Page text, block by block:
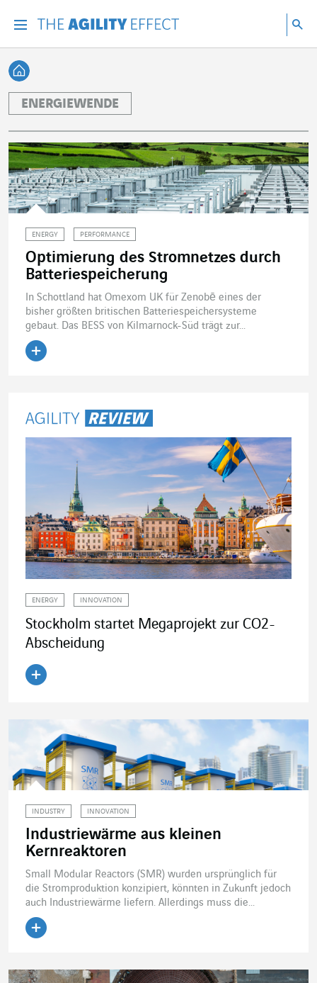
Zurück zur Startseite
ENERGIEWENDE
ENERGY PERFORMANCE
Optimierung des Stromnetzes durch
Batteriespeicherung
In Schottland hat Omexom UK für Zenobē eines der
bisher größten britischen Batteriespeichersysteme
gebaut. Das BESS von Kilmarnock-Süd trägt zur...
ENERGY INNOVATION
Stockholm startet Megaprojekt zur CO2-
Abscheidung
INDUSTRY INNOVATION
Industriewärme aus kleinen
Kernreaktoren
Small Modular Reactors (SMR) wurden ursprünglich für
die Stromproduktion konzipiert, könnten in Zukunft jedoch
auch Industriewärme liefern. Allerdings muss die...